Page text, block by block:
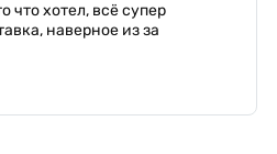
что хотел, всё супер
наверное из за